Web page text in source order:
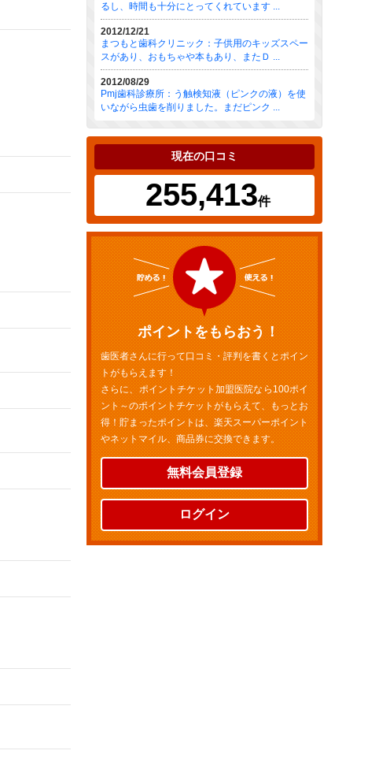
るし、時間も十分にとってくれています ...
2012/12/21
まつもと歯科クリニック：子供用のキッズスペー
スがあり、おもちゃや本もあり、またＤ ...
2012/08/29
Pmj歯科診療所：う触検知液（ピンクの液）を使
いながら虫歯を削りました。まだピンク ...
現在の口コミ
255,413件
ポイントをもらおう！
歯医者さんに行って口コミ・評判を書くとポイン
トがもらえます！
さらに、ポイントチケット加盟医院なら100ポイ
ント～のポイントチケットがもらえて、もっとお
得！貯まったポイントは、楽天スーパーポイント
やネットマイル、商品券に交換できます。
無料会員登録
ログイン